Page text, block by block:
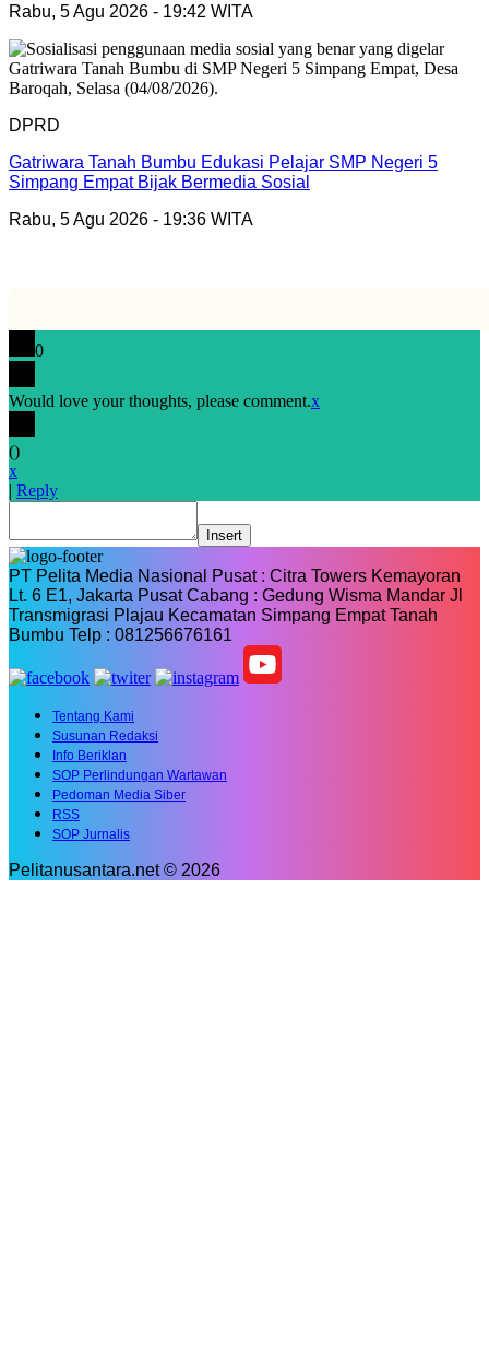
Rabu, 5 Agu 2026 - 19:42 WITA
DPRD
Gatriwara Tanah Bumbu Edukasi Pelajar SMP Negeri 5
Simpang Empat Bijak Bermedia Sosial
Rabu, 5 Agu 2026 - 19:36 WITA
0
Would love your thoughts, please comment.x
()
x
| Reply
Insert
PT Pelita Media Nasional Pusat : Citra Towers Kemayoran
Lt. 6 E1, Jakarta Pusat Cabang : Gedung Wisma Mandar Jl
Transmigrasi Plajau Kecamatan Simpang Empat Tanah
Bumbu Telp : 081256676161
Tentang Kami
Susunan Redaksi
Info Beriklan
SOP Perlindungan Wartawan
Pedoman Media Siber
RSS
SOP Jurnalis
Pelitanusantara.net © 2026